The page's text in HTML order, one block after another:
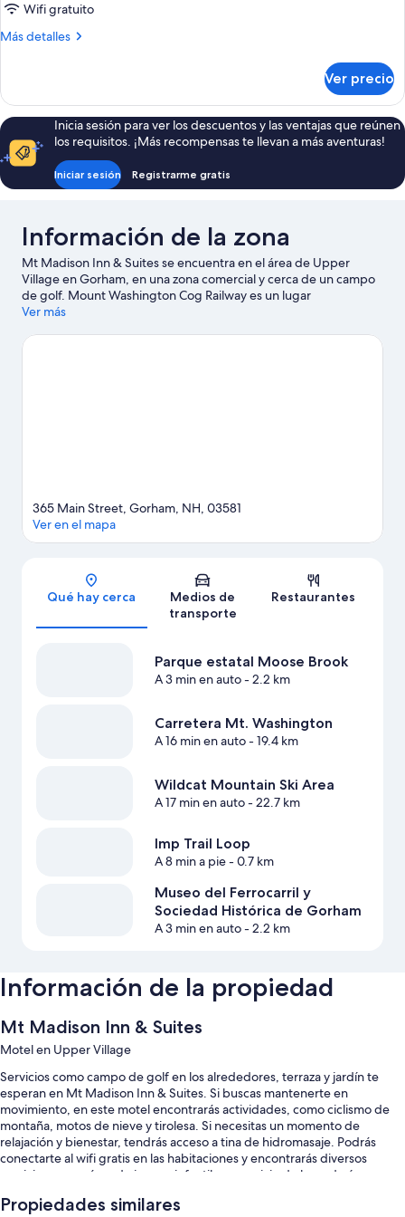
Habitación
estándar,
Queen
size
(STANDARD
TWO
QUEEN)
Wifi gratuito
Más detalles
Más
estándar,
2
camas
Queen
size
(STANDARD
Ver precio
Inicia sesión para ver los descuentos y las ventajas que reúnen
los requisitos. ¡Más recompensas te llevan a más aventuras!
Iniciar sesión Registrarme gratis
Información de la zona
Mt Madison Inn & Suites se encuentra en el área de Upper
Village en Gorham, en una zona comercial y cerca de un campo
de golf. Mount Washington Cog Railway es un lugar
emblemático, y la belleza natural de la zona puede apreciarse en
Diviértete en las montañas con lugares para hacer ski cross-
Ver más
Sección del mapa
365 Main Street, Gorham, NH, 03581
Ver en el mapa
Qué hay cerca
Medios de
transporte
Restaurantes
Parque estatal Moose Brook
A 3 min en auto- 2.2 km
Carretera Mt. Washington
A 16 min en auto- 19.4 km
Wildcat Mountain Ski Area
A 17 min en auto- 22.7 km
Imp Trail Loop
A 8 min a pie- 0.7 km
Museo del Ferrocarril y
Sociedad Histórica de Gorham
A 3 min en auto- 2.2 km
Información de la propiedad
Mt Madison Inn & Suites
Motel en Upper Village
Servicios como campo de golf en los alrededores, terraza y jardín te
esperan en Mt Madison Inn & Suites. Si buscas mantenerte en
movimiento, en este motel encontrarás actividades, como ciclismo de
montaña, motos de nieve y tirolesa. Si necesitas un momento de
relajación y bienestar, tendrás acceso a tina de hidromasaje. Podrás
conectarte al wifi gratis en las habitaciones y encontrarás diversos
servicios, como área de juegos infantiles y servicio de lavandería o
Propiedades similares